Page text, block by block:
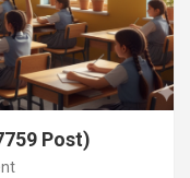
Post)